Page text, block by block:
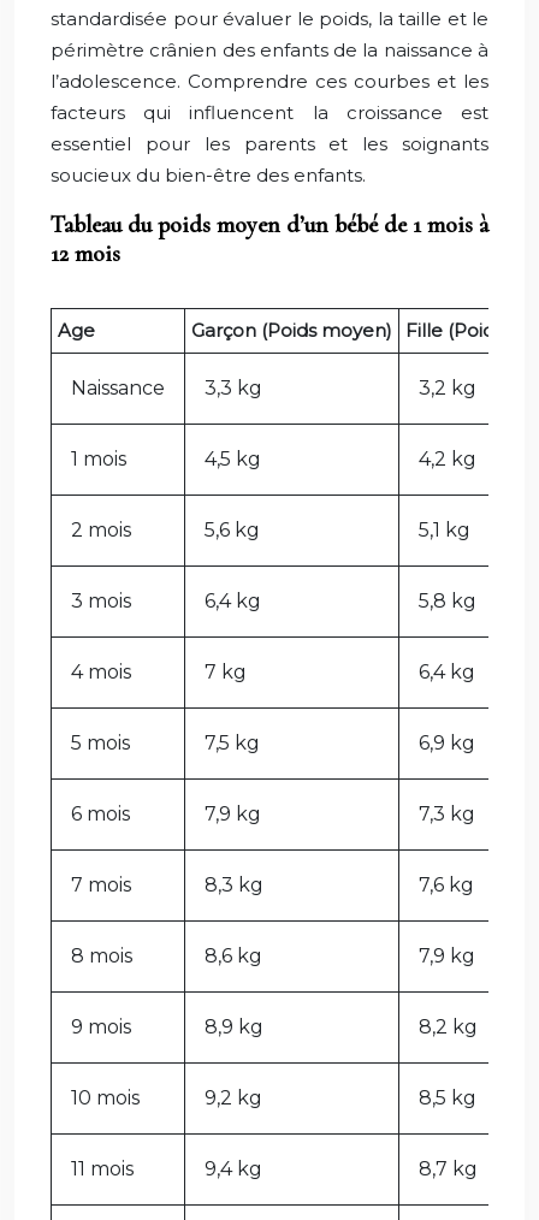
standardisée pour évaluer le poids, la taille et le
périmètre crânien des enfants de la naissance à
l’adolescence. Comprendre ces courbes et les
facteurs qui influencent la croissance est
essentiel pour les parents et les soignants
soucieux du bien-être des enfants.
Tableau du poids moyen d’un bébé de 1 mois à
12 mois
Age Garçon (Poids moyen) Fille (Poids
Naissance 3,3 kg 3,2 kg
1 mois 4,5 kg 4,2 kg
2 mois 5,6 kg 5,1 kg
3 mois 6,4 kg 5,8 kg
4 mois 7 kg 6,4 kg
5 mois 7,5 kg 6,9 kg
6 mois 7,9 kg 7,3 kg
7 mois 8,3 kg 7,6 kg
8 mois 8,6 kg 7,9 kg
9 mois 8,9 kg 8,2 kg
10 mois 9,2 kg 8,5 kg
11 mois 9,4 kg 8,7 kg